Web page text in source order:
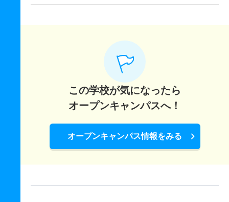
この学校が気になったら
オープンキャンパスへ！
オープンキャンパス情報をみる